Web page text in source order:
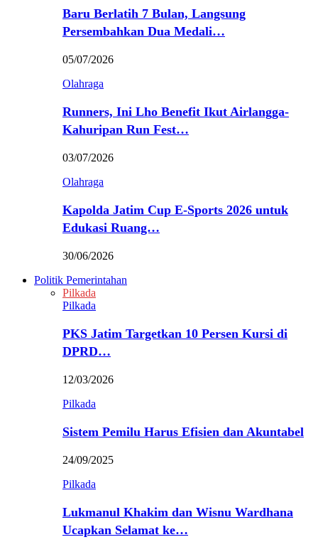
Baru Berlatih 7 Bulan, Langsung
Persembahkan Dua Medali…
05/07/2026
Olahraga
Runners, Ini Lho Benefit Ikut Airlangga-
Kahuripan Run Fest…
03/07/2026
Olahraga
Kapolda Jatim Cup E-Sports 2026 untuk
Edukasi Ruang…
30/06/2026
Politik Pemerintahan
Pilkada
Pilkada
PKS Jatim Targetkan 10 Persen Kursi di
DPRD…
12/03/2026
Pilkada
Sistem Pemilu Harus Efisien dan Akuntabel
24/09/2025
Pilkada
Lukmanul Khakim dan Wisnu Wardhana
Ucapkan Selamat ke…